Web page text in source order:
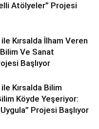
Atölyeler” Projesi
Kırsalda İlham Veren
Ve Sanat
Başlıyor
Kırsalda Bilim
Köyde Yeşeriyor:
Projesi Başlıyor